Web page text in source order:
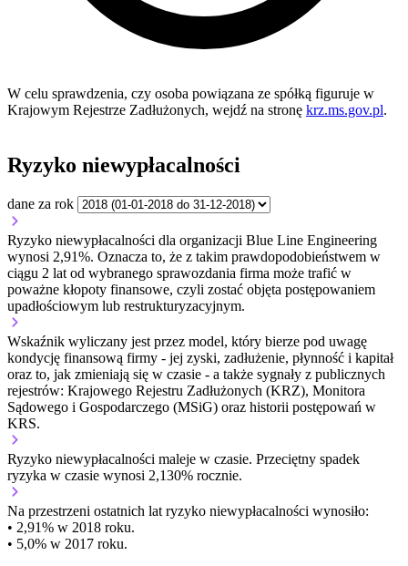
W celu sprawdzenia, czy osoba powiązana ze spółką figuruje w
Krajowym Rejestrze Zadłużonych, wejdź na stronę krz.ms.gov.pl.
Ryzyko niewypłacalności
dane za rok
Ryzyko niewypłacalności dla organizacji Blue Line Engineering
wynosi 2,91%. Oznacza to, że z takim prawdopodobieństwem w
ciągu 2 lat od wybranego sprawozdania firma może trafić w
poważne kłopoty finansowe, czyli zostać objęta postępowaniem
upadłościowym lub restrukturyzacyjnym.
Wskaźnik wyliczany jest przez model, który bierze pod uwagę
kondycję finansową firmy - jej zyski, zadłużenie, płynność i kapitał
oraz to, jak zmieniają się w czasie - a także sygnały z publicznych
rejestrów: Krajowego Rejestru Zadłużonych (KRZ), Monitora
Sądowego i Gospodarczego (MSiG) oraz historii postępowań w
KRS.
Ryzyko niewypłacalności maleje w czasie. Przeciętny spadek
ryzyka w czasie wynosi 2,130% rocznie.
Na przestrzeni ostatnich lat ryzyko niewypłacalności wynosiło:
• 2,91% w 2018 roku.
• 5,0% w 2017 roku.